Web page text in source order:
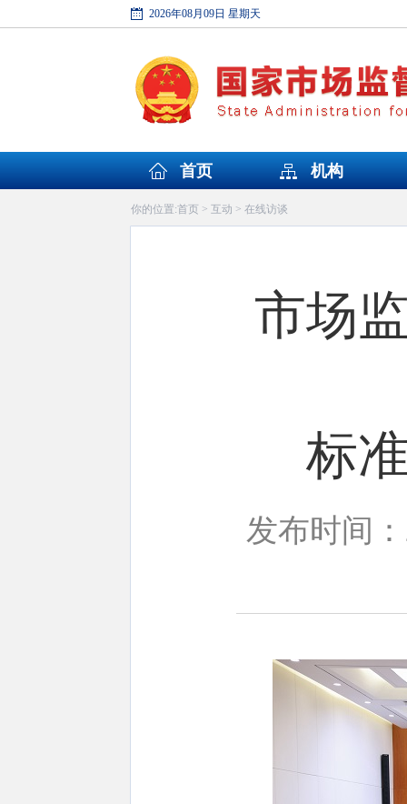
2026年08月09日 星期天
首页 机构
你的位置:首页> 互动 > 在线访谈
市场
标
发布时间